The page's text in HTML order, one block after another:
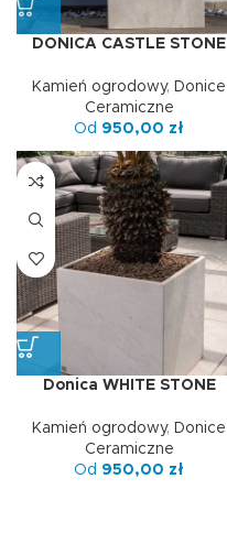
DONICA CASTLE STONE
Kamień ogrodowy, Donice
Ceramiczne
Od 950,00 zł
Donica WHITE STONE
Kamień ogrodowy, Donice
Ceramiczne
Od 950,00 zł